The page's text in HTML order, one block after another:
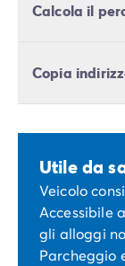
Calcola il
Copia
Utile da
Veicolo
Accessibile
gli alloggi
Parcheggio